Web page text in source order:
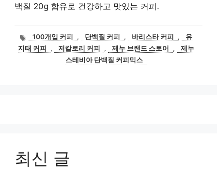
백질 20g 함유로 건강하고 맛있는 커피.
태
그
100개입 커피 , 단백질 커피 , 바리스타 커피 ,
유
지태 커피
, 저칼로리 커피 , 제누 브랜드 스토어 ,
제누
스테비아 단백질 커피믹스
최신 글